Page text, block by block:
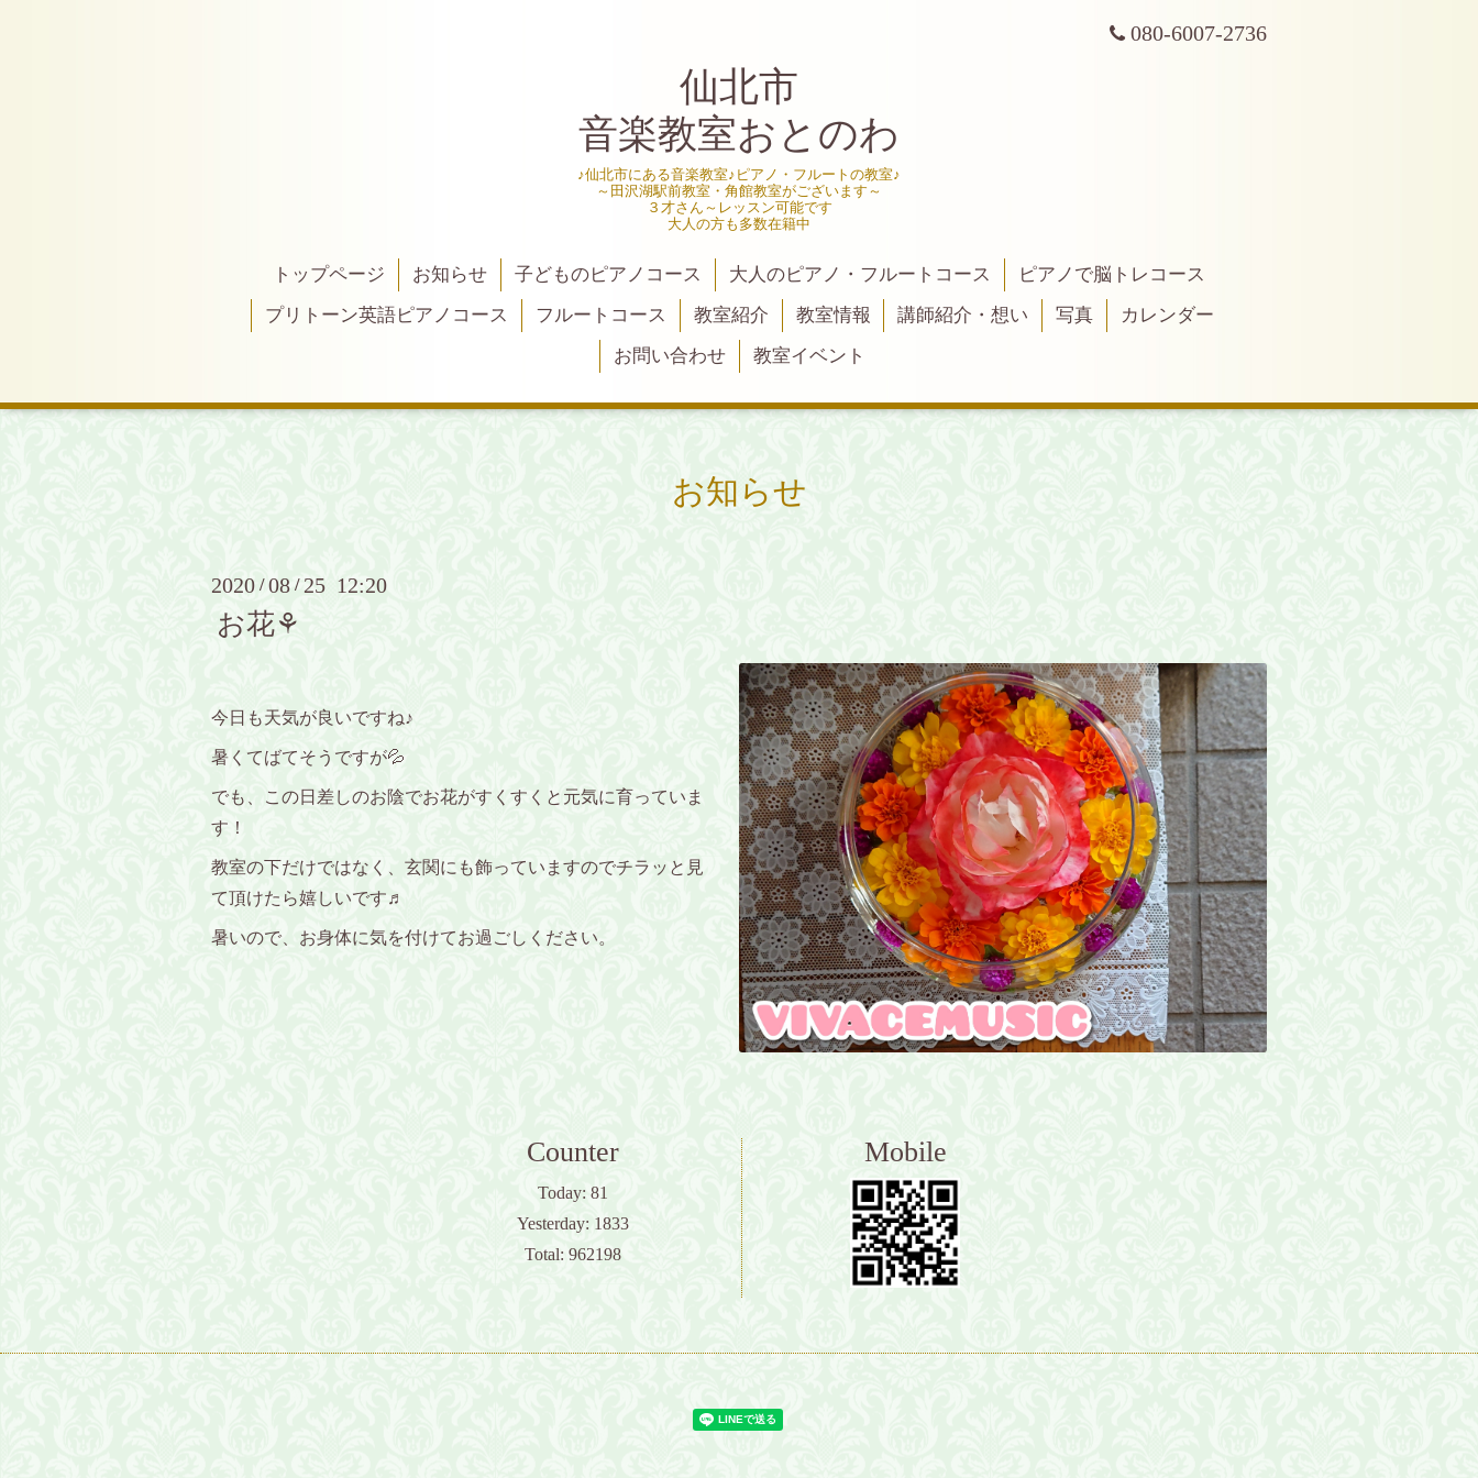
080-6007-2736
仙北市
音楽教室おとのわ
♪仙北市にある音楽教室♪ピアノ・フルートの教室♪
～田沢湖駅前教室・角館教室がございます～
３才さん～レッスン可能です
大人の方も多数在籍中
トップページ お知らせ 子どものピアノコース 大人のピアノ・フルートコース
ピアノで脳トレコース
プリトーン英語ピアノコース
フルートコース 教室紹介 教室情報 講師紹介・想い 写真
カレンダー
お問い合わせ
教室イベント
お知らせ
2020 /08 /25 12:20
お花⚘
今日も天気が良いですね♪
暑くてばてそうですが💦
でも、この日差しのお陰でお花がすくすくと元気に育っていま
す！
教室の下だけではなく、玄関にも飾っていますのでチラッと見
て頂けたら嬉しいです♬
暑いので、お身体に気を付けてお過ごしください。
Counter
Today: 81
Yesterday: 1833
Total: 962198
Mobile